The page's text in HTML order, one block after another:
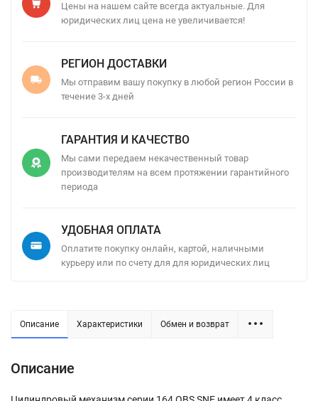
Цены на нашем сайте всегда актуальные. Для
юридических лиц цена не увеличивается!
РЕГИОН ДОСТАВКИ
Мы отправим вашу покупку в любой регион России в
течение 3-х дней
ГАРАНТИЯ И КАЧЕСТВО
Мы сами передаем некачественный товар
производителям на всем протяжении гарантийного
периода
УДОБНАЯ ОПЛАТА
Оплатите покупку онлайн, картой, наличными
курьеру или по счету для для юридических лиц
Описание Характеристики Обмен и возврат
Описание